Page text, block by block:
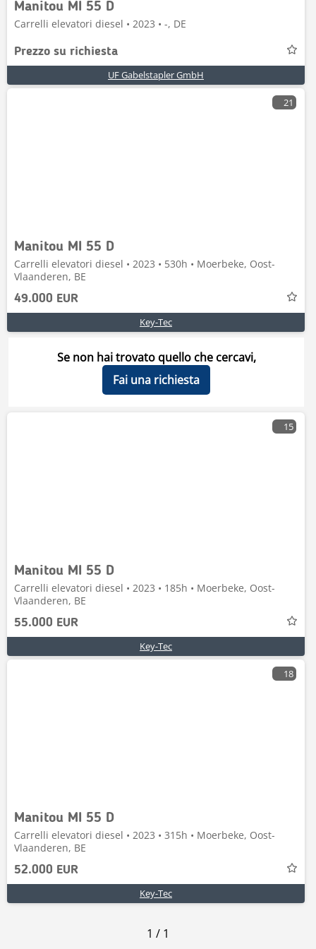
Manitou MI 55 D
Carrelli elevatori diesel • 2023 • -, DE
Prezzo su richiesta
UF Gabelstapler GmbH
21
Manitou MI 55 D
Carrelli elevatori diesel • 2023 • 530h • Moerbeke, Oost-
Vlaanderen, BE
49.000 EUR
Key-Tec
Se non hai trovato quello che cercavi,
Fai una richiesta
15
Manitou MI 55 D
Carrelli elevatori diesel • 2023 • 185h • Moerbeke, Oost-
Vlaanderen, BE
55.000 EUR
Key-Tec
18
Manitou MI 55 D
Carrelli elevatori diesel • 2023 • 315h • Moerbeke, Oost-
Vlaanderen, BE
52.000 EUR
Key-Tec
1 / 1